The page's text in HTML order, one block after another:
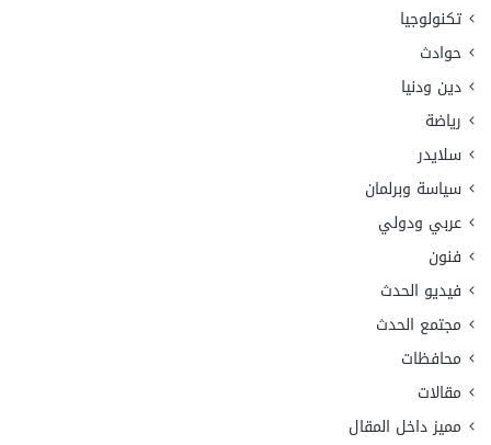
تكنولوجيا
حوادث
دين ودنيا
رياضة
سلايدر
سياسة وبرلمان
عربي ودولي
فنون
فيديو الحدث
مجتمع الحدث
محافظات
مقالات
مميز داخل المقال